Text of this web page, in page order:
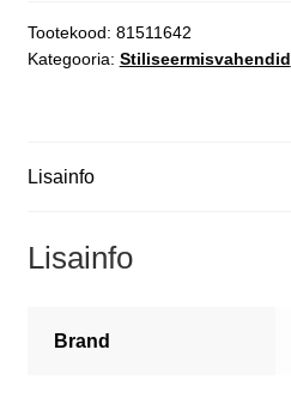
Tootekood: 81511642
Kategooria: Stiliseermisvahendid
Lisainfo
Lisainfo
Brand